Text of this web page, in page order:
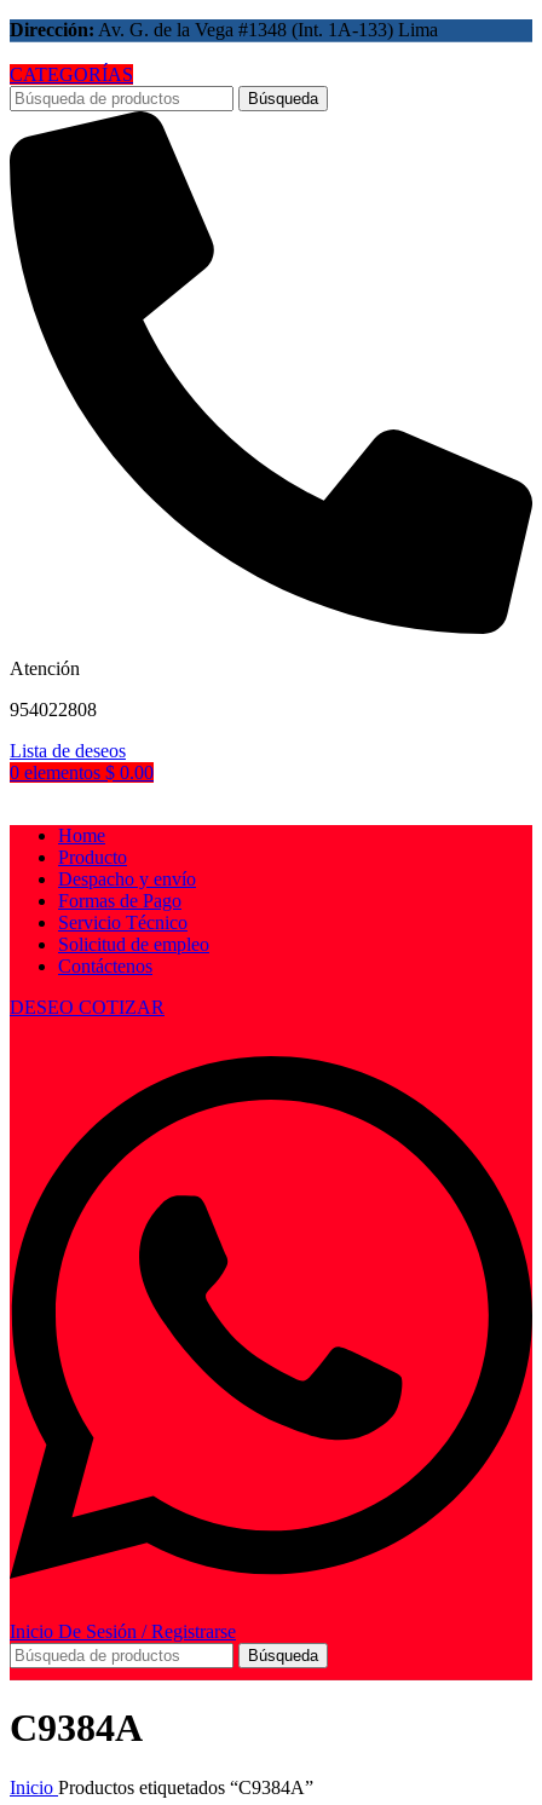
Dirección: Av. G. de la Vega #1348 (Int. 1A-133) Lima
CATEGORÍAS
Búsqueda
Atención
954022808
Lista de deseos
0 elementos $ 0.00
Home
Producto
Despacho y envío
Formas de Pago
Servicio Técnico
Solicitud de empleo
Contáctenos
DESEO COTIZAR
Inicio De Sesión / Registrarse
Búsqueda
C9384A
Inicio Productos etiquetados “C9384A”